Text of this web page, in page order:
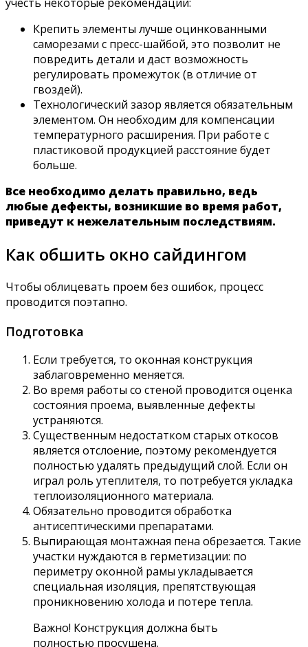
Крепить элементы лучше оцинкованными
саморезами с пресс-шайбой, это позволит не
повредить детали и даст возможность
регулировать промежуток (в отличие от
гвоздей).
Технологический зазор является обязательным
элементом. Он необходим для компенсации
температурного расширения. При работе с
пластиковой продукцией расстояние будет
больше.
Все необходимо делать правильно, ведь
любые дефекты, возникшие во время работ,
приведут к нежелательным последствиям.
Как обшить окно сайдингом
Чтобы облицевать проем без ошибок, процесс
проводится поэтапно.
Подготовка
Если требуется, то оконная конструкция
заблаговременно меняется.
Во время работы со стеной проводится оценка
состояния проема, выявленные дефекты
устраняются.
Существенным недостатком старых откосов
является отслоение, поэтому рекомендуется
полностью удалять предыдущий слой. Если он
играл роль утеплителя, то потребуется укладка
теплоизоляционного материала.
Обязательно проводится обработка
антисептическими препаратами.
Выпирающая монтажная пена обрезается. Такие
участки нуждаются в герметизации: по
периметру оконной рамы укладывается
специальная изоляция, препятствующая
проникновению холода и потере тепла.
Важно! Конструкция должна быть
полностью просушена.